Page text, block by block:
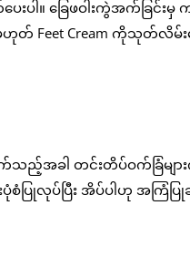
ပေးပါ။ ခြေဖဝါးကွဲအက်ခြ
Feet Cream ကိုသုတ်လိမ်း
ည့်အခါ တင်းတိပ်ဝက်ခြံမျ
ြုလုပ်ပြီး အိပ်ပါဟု အကြံပြု